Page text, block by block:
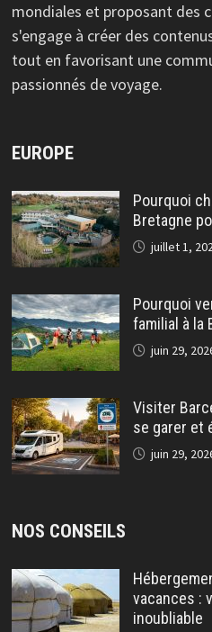
mondiales et proposant des
s'engage à créer des
tout en favorisant une
passionnés de voyage.
EUROPE
Pourquoi
Bretagne
juillet 1,
Pourquoi
familial à la
juin 29,
Visiter
se garer et
juin 29,
NOS CONSEILS
vacances :
inoubliable